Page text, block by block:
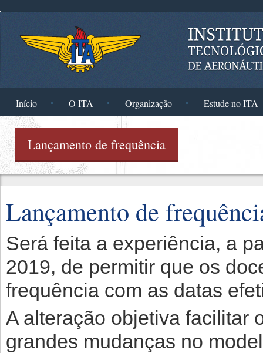
Início O ITA Organização Estude no ITA
Lançamento de frequência
Lançamento de
Será feita a experiência, a
2019, de permitir que os
frequência com as datas
A alteração objetiva facilitar
grandes mudanças no